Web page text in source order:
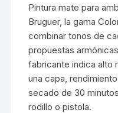
Pintura mate para
Bruguer, la gama
combinar tonos de
propuestas
fabricante indica alto
una capa,
secado de 30
rodillo o pistola.